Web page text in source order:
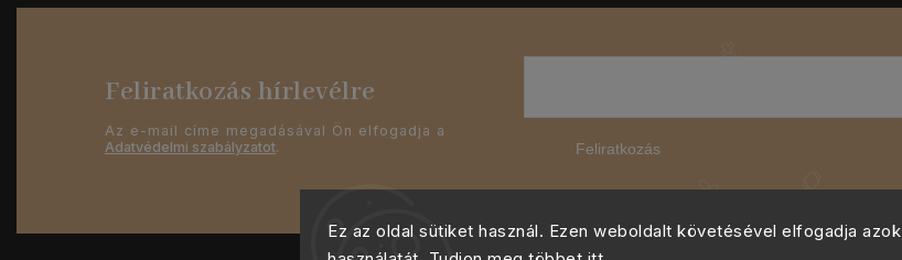
Ez az oldal sütiket használ. Ezen weboldalt követésével elfogadja azok
Feliratkozás hírlevélre
Az e-mail címe megadásával Ön elfogadja a
Adatvédelmi szabályzatot. Feliratkozás